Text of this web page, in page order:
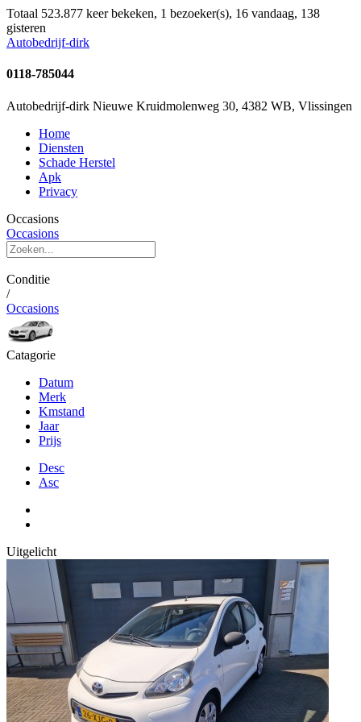
Totaal 523.877 keer bekeken, 1 bezoeker(s), 16 vandaag, 138
gisteren
Autobedrijf-dirk
0118-785044
Autobedrijf-dirk Nieuwe Kruidmolenweg 30, 4382 WB, Vlissingen
Home
Diensten
Schade Herstel
Apk
Privacy
Occasions
Occasions
Conditie
/
Occasions
Catagorie
Datum
Merk
Kmstand
Jaar
Prijs
Desc
Asc
Uitgelicht